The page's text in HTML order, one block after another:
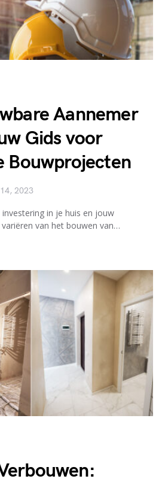
Aannemer
Gids voor
Bouwprojecten
2023
in je huis en jouw
van het bouwen van…